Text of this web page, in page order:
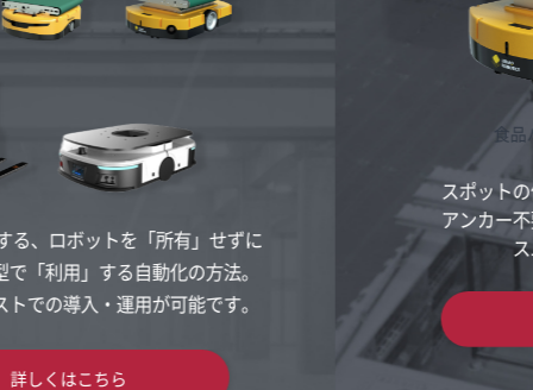
食品ハコモノアパレル重量物
スポットの作業者でも簡単に操作可能。
スムーズに行えます。
詳しくはこちら